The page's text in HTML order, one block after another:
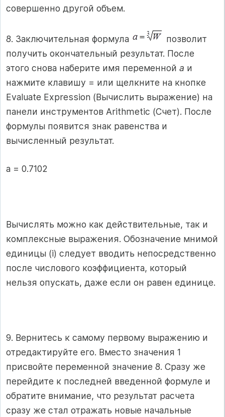
совершенно другой объем.
8. Заключительная формула
позволит
получить окончательный результат. После
этого снова наберите имя переменной а и
нажмите клавишу = или щелкните на кнопке
Evaluate Expression (Вычислить выражение) на
панели инструментов Arithmetic (Счет). После
формулы появится знак равенства и
вычисленный результат.
a = 0.7102
Вычислять можно как действительные, так и
комплексные выражения. Обозначение мнимой
единицы (i) следует вводить непосредственно
после числового коэффициента, который
нельзя опускать, даже если он равен единице.
9. Вернитесь к самому первому выражению и
отредактируйте его. Вместо значения 1
присвойте переменной значение 8. Сразу же
перейдите к последней введенной формуле и
обратите внимание, что результат расчета
сразу же стал отражать новые начальные